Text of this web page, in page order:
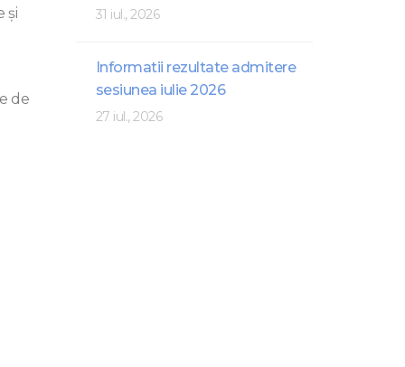
şi
de
31 iul., 2026
Informatii rezultate admitere
sesiunea iulie 2026
27 iul., 2026